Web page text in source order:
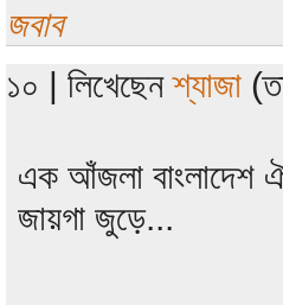
জবাব
১০ | লিখেছেনশ্যাজা
এক আঁজলা বাংলাদেশ
জায়গা জুড়ে...